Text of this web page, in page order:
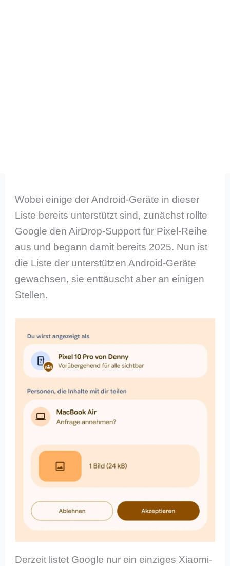
Wobei einige der Android-Geräte in dieser
Liste bereits unterstützt sind, zunächst rollte
Google den AirDrop-Support für Pixel-Reihe
aus und begann damit bereits 2025. Nun ist
die Liste der unterstützen Android-Geräte
gewachsen, sie enttäuscht aber an einigen
Stellen.
Derzeit listet Google nur ein einziges Xiaomi-